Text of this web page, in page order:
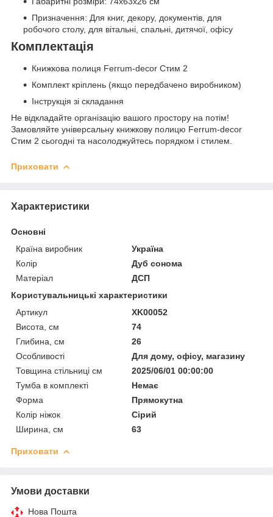
Призначення: Для книг, декору, документів, для
робочого столу, для вітальні, спальні, дитячої, офісу
Комплектація
Книжкова полиця Ferrum-decor Стим 2
Комплект кріплень (якщо передбачено виробником)
Інструкція зі складання
Не відкладайте організацію вашого простору на потім!
Замовляйте універсальну книжкову полицю Ferrum-decor
Стим 2 сьогодні та насолоджуйтесь порядком і стилем.
Приховати
Характеристики
Основні
Країна виробник
Україна
Колір
Дуб сонома
Матеріал
ДСП
Користувальницькі характеристики
Артикул
XK00052
Висота, см
74
Глибина, см
26
Особливості
Для дому, офісу, магазину
Товщина стільниці см
2025/06/01 00:00:00
Тумба в комплекті
Немає
Форма
Прямокутна
Колір ніжок
Сірий
Ширина, см
63
Приховати
Умови доставки
Нова Пошта